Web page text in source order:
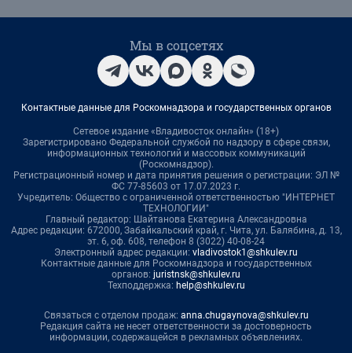
Мы в соцсетях
Контактные данные для Роскомнадзора и государственных органов
Сетевое издание «Владивосток онлайн» (18+)
Зарегистрировано Федеральной службой по надзору в сфере связи,
информационных технологий и массовых коммуникаций
(Роскомнадзор).
Регистрационный номер и дата принятия решения о регистрации: ЭЛ №
ФС 77-85603 от 17.07.2023 г.
Учредитель: Общество с ограниченной ответственностью "ИНТЕРНЕТ
ТЕХНОЛОГИИ"
Главный редактор: Шайтанова Екатерина Александровна
Адрес редакции: 672000, Забайкальский край, г. Чита, ул. Балябина, д. 13,
эт. 6, оф. 608, телефон 8 (3022) 40-08-24
Электронный адрес редакции: vladivostok1@shkulev.ru
Контактные данные для Роскомнадзора и государственных
органов: juristnsk@shkulev.ru
Техподдержка: help@shkulev.ru
Связаться с отделом продаж: anna.chugaynova@shkulev.ru
Редакция сайта не несет ответственности за достоверность
информации, содержащейся в рекламных объявлениях.